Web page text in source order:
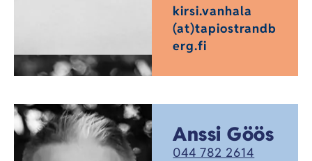
kirsi.vanhala
(at)tapiostrandb
erg.fi
Anssi Göös
044 782 2614